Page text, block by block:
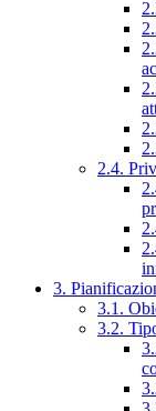
2.4.
3.
3.1.
3.2.